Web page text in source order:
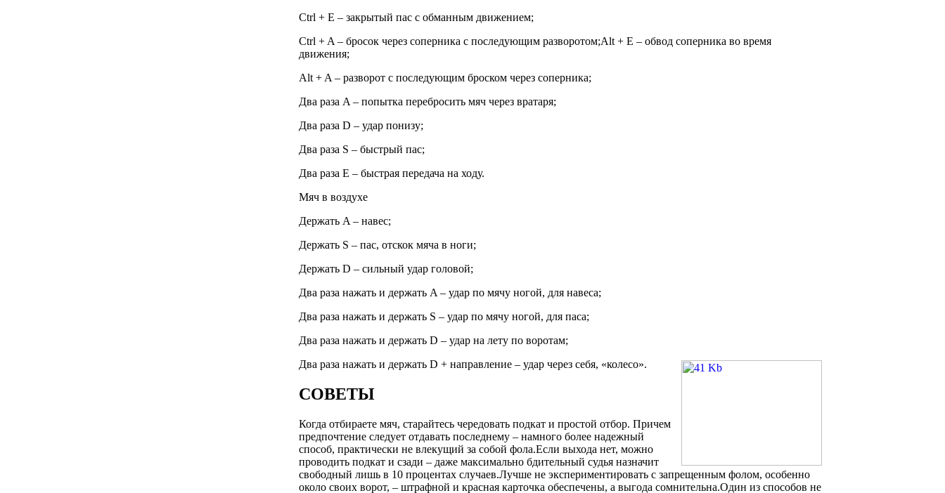
Ctrl + E – закрытый пас с обманным движением;
Ctrl + A – бросок через соперника с последующим разворотом;Alt + E – обвод соперника во время
движения;
Alt + A – разворот с последующим броском через соперника;
Два раза A – попытка перебросить мяч через вратаря;
Два раза D – удар понизу;
Два раза S – быстрый пас;
Два раза E – быстрая передача на ходу.
Мяч в воздухе
Держать A – навес;
Держать S – пас, отскок мяча в ноги;
Держать D – сильный удар головой;
Два раза нажать и держать A – удар по мячу ногой, для навеса;
Два раза нажать и держать S – удар по мячу ногой, для паса;
Два раза нажать и держать D – удар на лету по воротам;
Два раза нажать и держать D + направление – удар через себя, «колесо».
СОВЕТЫ
Когда отбираете мяч, старайтесь чередовать подкат и простой отбор. Причем
предпочтение следует отдавать последнему – намного более надежный
способ, практически не влекущий за собой фола.Если выхода нет, можно
проводить подкат и сзади – даже максимально бдительный судья назначит
свободный лишь в 10 процентах случаев.Лучше не экспериментировать с запрещенным фолом, особенно
около своих ворот, – штрафной и красная карточка обеспечены, а выгода сомнительна.Один из способов не